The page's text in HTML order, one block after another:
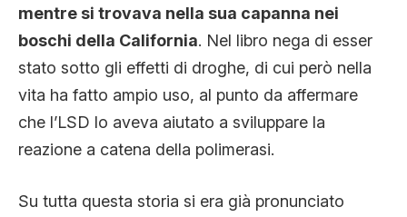
mentre si trovava nella sua capanna nei
boschi della California. Nel libro nega di esser
stato sotto gli effetti di droghe, di cui però nella
vita ha fatto ampio uso, al punto da affermare
che l’LSD lo aveva aiutato a sviluppare la
reazione a catena della polimerasi.
Su tutta questa storia si era già pronunciato